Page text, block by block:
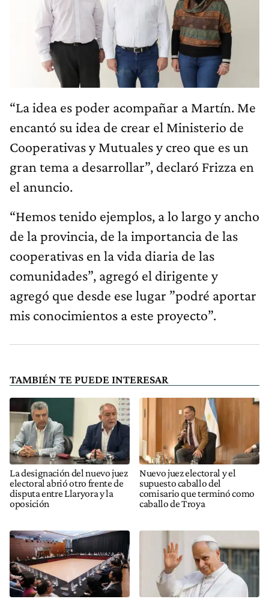
“La idea es poder acompañar a Martín. Me
encantó su idea de crear el Ministerio de
Cooperativas y Mutuales y creo que es un
gran tema a desarrollar”, declaró Frizza en
el anuncio.
“Hemos tenido ejemplos, a lo largo y ancho
de la provincia, de la importancia de las
cooperativas en la vida diaria de las
comunidades”, agregó el dirigente y
agregó que desde ese lugar ”podré aportar
mis conocimientos a este proyecto”.
TAMBIÉN TE PUEDE INTERESAR
La designación del nuevo juez
electoral abrió otro frente de
disputa entre Llaryora y la
oposición
Nuevo juez electoral y el
supuesto caballo del
comisario que terminó como
caballo de Troya